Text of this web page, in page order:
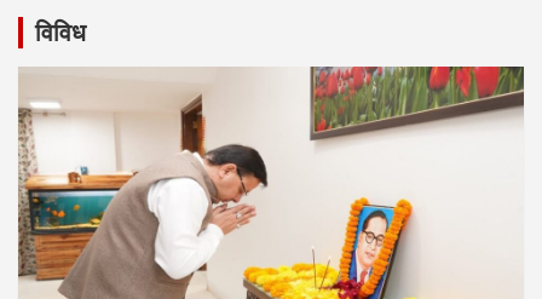
विविध